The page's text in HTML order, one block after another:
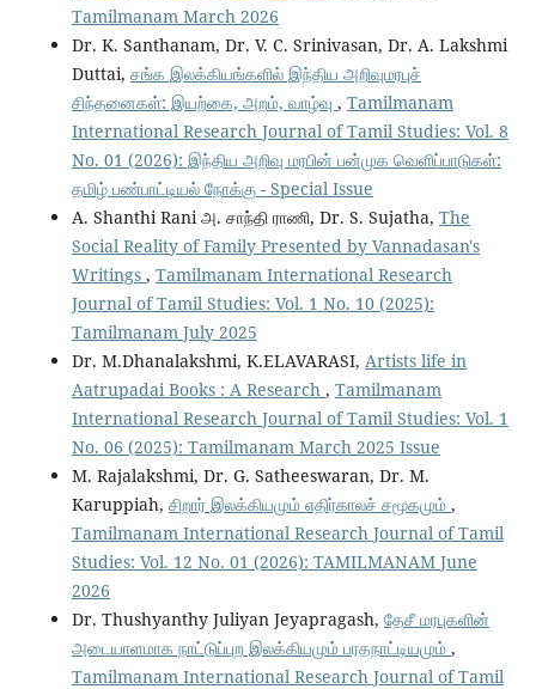
Tamilmanam March 2026
Dr. K. Santhanam, Dr. V. C. Srinivasan, Dr. A. Lakshmi
Duttai, சங்க இலக்கியங்களில் இந்திய அறிவுமரபுச்
சிந்தனைகள்: இயற்கை, அறம், வாழ்வு , Tamilmanam
International Research Journal of Tamil Studies: Vol. 8
No. 01 (2026): இந்திய அறிவு மரபின் பன்முக வெளிப்பாடுகள்:
தமிழ் பண்பாட்டியல் நோக்கு - Special Issue
A. Shanthi Rani அ. சாந்தி ராணி, Dr. S. Sujatha, The
Social Reality of Family Presented by Vannadasan's
Writings , Tamilmanam International Research
Journal of Tamil Studies: Vol. 1 No. 10 (2025):
Tamilmanam July 2025
Dr. M.Dhanalakshmi, K.ELAVARASI, Artists life in
Aatrupadai Books : A Research , Tamilmanam
International Research Journal of Tamil Studies: Vol. 1
No. 06 (2025): Tamilmanam March 2025 Issue
M. Rajalakshmi, Dr. G. Satheeswaran, Dr. M.
Karuppiah, சிறார் இலக்கியமும் எதிர்காலச் சமூகமும் ,
Tamilmanam International Research Journal of Tamil
Studies: Vol. 12 No. 01 (2026): TAMILMANAM June
2026
Dr. Thushyanthy Juliyan Jeyapragash, தேசீ மரபுகளின்
அடையாளமாக நாட்டுப்புற இலக்கியமும் பரதநாட்டியமும் ,
Tamilmanam International Research Journal of Tamil